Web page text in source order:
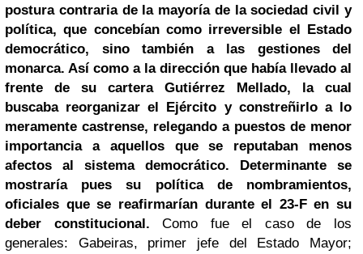
postura contraria de la mayoría de la sociedad civil y
política, que concebían como irreversible el Estado
democrático, sino también a las gestiones del
monarca. Así como a la dirección que había llevado al
frente de su cartera Gutiérrez Mellado, la cual
buscaba reorganizar el Ejército y constreñirlo a lo
meramente castrense, relegando a puestos de menor
importancia a aquellos que se reputaban menos
afectos al sistema democrático. Determinante se
mostraría pues su política de nombramientos,
oficiales que se reafirmarían durante el 23-F en su
deber constitucional.Como fue el caso de los
generales: Gabeiras, primer jefe del Estado Mayor;